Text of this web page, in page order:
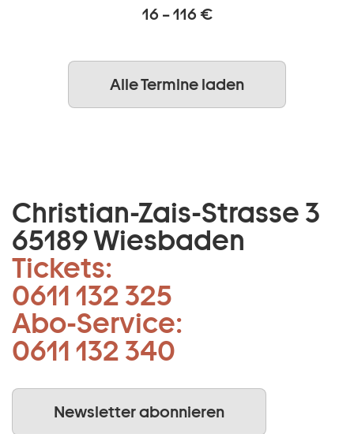
16 – 116 €
Alle Termine laden
Christian-Zais-Strasse 3
65189 Wiesbaden
Tickets:
0611 132 325
Abo-Service:
0611 132 340
Newsletter abonnieren